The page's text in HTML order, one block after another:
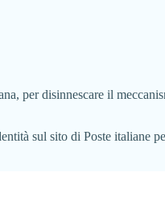
per disinnescare il
sul sito di Poste italiane